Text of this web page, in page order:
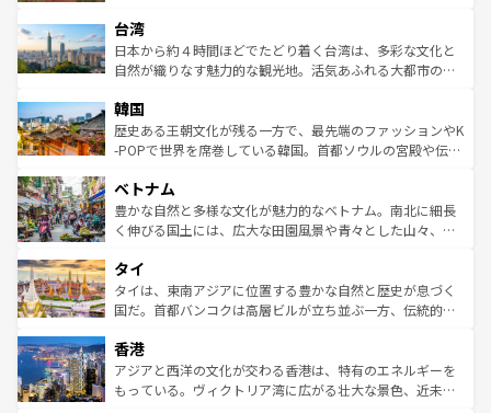
ならではの贅沢な旅のスタイルだ。 なお、新着のアメリカ
情報はコンテンツ一覧を参照してほしい。
れるおもてなしの心で訪れる人々を迎えてくれるハワイの
人々、おいしいローカルフードやハワイアンミュージッ
ク、伝統的なフラダンスなど、すべてがハワイの魅力を彩
ワイを、存分に味わってほしい。 なお、新着のハワイ情報
はコンテンツ一覧を参照してほしい。
リアリーフや大陸中央部にそびえるウルル（エアーズロッ
ク）、タスマニアの美しい原生林やケアンズの熱帯雨林な
ど、見どころがたくさん。また、カフェやワイン、オージ
いる。アクティビティも充実しており、サーフィンやダイ
ビング、ハイキングなど、アウトドア好きにはたまらな
い。オーストラリアの多彩な魅力を存分に味わいつくそ
参照してほしい。
台湾
日本から約４時間ほどでたどり着く台湾は、多彩な文化と
自然が織りなす魅力的な観光地。活気あふれる大都市の台
ン）、静ひつな山岳地帯である台湾東部など、都市の喧騒
と山間の静けさが共存しており、訪れる人に新しい発見と
驚きをもたらしてくれる。また、奥深い台湾の食文化も魅
容にもいいと評判のスイーツなど、バラエティ豊かな料理
が味わえる。 なお、新着の台湾情報は コンテンツ一覧を参
照してほしい。
韓国
歴史ある王朝文化が残る一方で、最先端のファッションやK
-POPで世界を席巻している韓国。首都ソウルの宮殿や伝統
き、地方に足を延ばせば四季折々の自然美を楽しむことが
できる。そして、キムチや焼肉、絶品のストリートフード
まで、さまざまな韓国料理が待っている。夜には、韓国な
リティに包まれながら、韓国の多彩な魅力を心ゆくまで味
わってみてほしい。 なお、新着の韓国情報はコンテンツ一
覧を参照してほしい。
ベトナム
豊かな自然と多様な文化が魅力的なベトナム。南北に細長
く伸びる国土には、広大な田園風景や青々とした山々、世
急速な発展と共に伝統が息づく。ハノイの古い町並みやホ
ーチミン市のフランス統治時代の建物も、独特の雰囲気を
醸し出している。また、バラエティの豊かさとおいしさで
とつ。フォーやバインミー、ベトナムコーヒーなどは、ぜ
ひ現地で味わいたい。どの地域を訪れてもあたたかい人々
が旅行者を迎えてくれるので、きっと忘れられない旅にな
タイ
タイは、東南アジアに位置する豊かな自然と歴史が息づく
国だ。首都バンコクは高層ビルが立ち並ぶ一方、伝統的な
の活気が交差している。北部ではチェンマイなどの山岳地
帯で自然と触れ合い、南部ではプーケットやクラビの美し
いビーチでリゾート気分を楽しむことができる。タイ料理
香港
アジアと西洋の文化が交わる香港は、特有のエネルギーを
もっている。ヴィクトリア湾に広がる壮大な景色、近未来